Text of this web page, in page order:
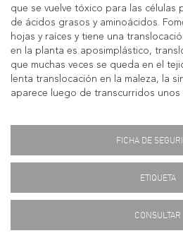
que se vuelve tóxico para las células
de ácidos grasos y aminoácidos.
hojas y raíces y tiene una
en la planta es aposimplástico,
que muchas veces se queda en el
lenta translocación en la maleza, la
aparece luego de transcurridos unos
FICHA DE
ETIQUETA
CONSULTAR